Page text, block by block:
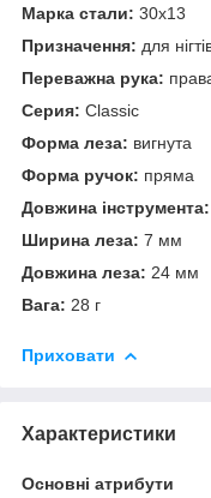
Марка стали: 30х13
Призначення: для
Переважна рука:
Серия: Classic
Форма леза: вигнута
Форма ручок: пряма
Довжина інструмента:
Ширина леза: 7 мм
Довжина леза: 24 мм
Вага: 28 г
Приховати
Характеристики
Основні атрибути